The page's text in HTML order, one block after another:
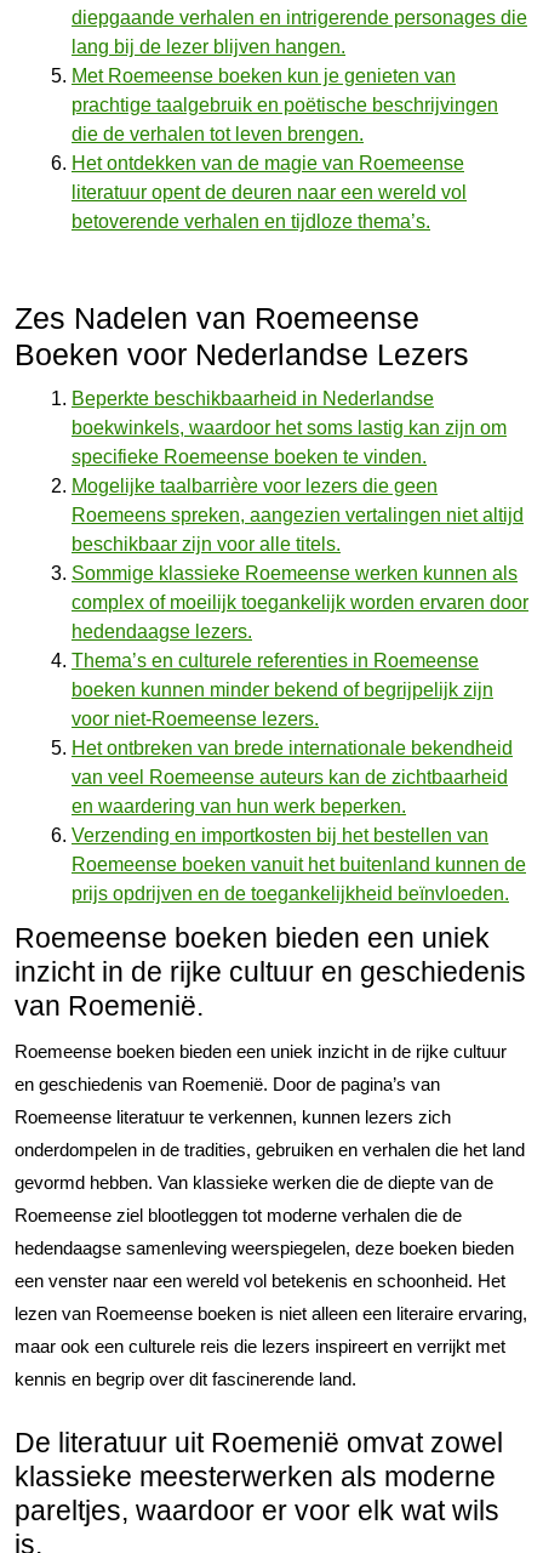
diepgaande verhalen en intrigerende personages die
lang bij de lezer blijven hangen.
Met Roemeense boeken kun je genieten van
prachtige taalgebruik en poëtische beschrijvingen
die de verhalen tot leven brengen.
Het ontdekken van de magie van Roemeense
literatuur opent de deuren naar een wereld vol
betoverende verhalen en tijdloze thema’s.
Zes Nadelen van Roemeense
Boeken voor Nederlandse Lezers
Beperkte beschikbaarheid in Nederlandse
boekwinkels, waardoor het soms lastig kan zijn om
specifieke Roemeense boeken te vinden.
Mogelijke taalbarrière voor lezers die geen
Roemeens spreken, aangezien vertalingen niet altijd
beschikbaar zijn voor alle titels.
Sommige klassieke Roemeense werken kunnen als
complex of moeilijk toegankelijk worden ervaren door
hedendaagse lezers.
Thema’s en culturele referenties in Roemeense
boeken kunnen minder bekend of begrijpelijk zijn
voor niet-Roemeense lezers.
Het ontbreken van brede internationale bekendheid
van veel Roemeense auteurs kan de zichtbaarheid
en waardering van hun werk beperken.
Verzending en importkosten bij het bestellen van
Roemeense boeken vanuit het buitenland kunnen de
prijs opdrijven en de toegankelijkheid beïnvloeden.
Roemeense boeken bieden een uniek
inzicht in de rijke cultuur en geschiedenis
van Roemenië.
Roemeense boeken bieden een uniek inzicht in de rijke cultuur
en geschiedenis van Roemenië. Door de pagina’s van
Roemeense literatuur te verkennen, kunnen lezers zich
onderdompelen in de tradities, gebruiken en verhalen die het land
gevormd hebben. Van klassieke werken die de diepte van de
Roemeense ziel blootleggen tot moderne verhalen die de
hedendaagse samenleving weerspiegelen, deze boeken bieden
een venster naar een wereld vol betekenis en schoonheid. Het
lezen van Roemeense boeken is niet alleen een literaire ervaring,
maar ook een culturele reis die lezers inspireert en verrijkt met
kennis en begrip over dit fascinerende land.
De literatuur uit Roemenië omvat zowel
klassieke meesterwerken als moderne
pareltjes, waardoor er voor elk wat wils
is.